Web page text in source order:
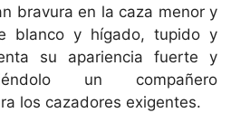
bravura en la caza menor y
blanco y hígado, tupido y
su apariencia fuerte y
un compañero
los cazadores exigentes.